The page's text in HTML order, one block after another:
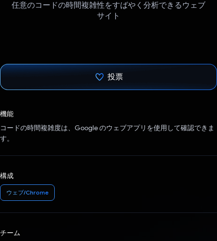
任意のコードの時間複雑性をすばやく分析できるウェブ
サイト
投票
機能
コードの時間複雑度は、Google のウェブアプリを使用して確認できま
す。
構成
ウェブ/Chrome
チーム